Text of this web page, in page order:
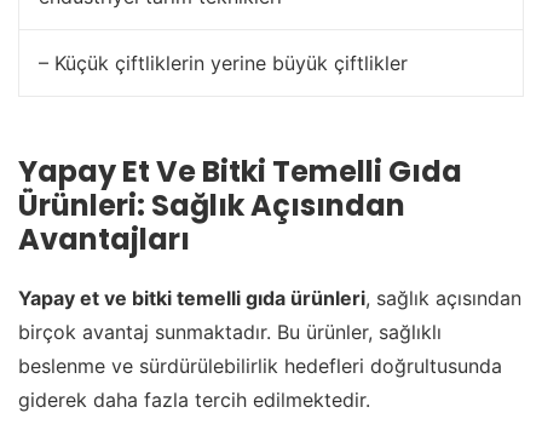
– Küçük çiftliklerin yerine büyük çiftlikler
Yapay Et Ve Bitki Temelli Gıda
Ürünleri: Sağlık Açısından
Avantajları
Yapay et ve bitki temelli gıda ürünleri, sağlık açısından
birçok avantaj sunmaktadır. Bu ürünler, sağlıklı
beslenme ve sürdürülebilirlik hedefleri doğrultusunda
giderek daha fazla tercih edilmektedir.